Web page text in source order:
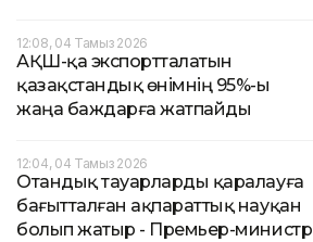
12:08, 04 Тамыз 2026
АҚШ-қа экспортталатын
қазақстандық өнімнің 95%-ы
жаңа баждарға жатпайды
12:04, 04 Тамыз 2026
Отандық тауарларды қаралауға
бағытталған ақпараттық науқан
болып жатыр - Премьер-министр